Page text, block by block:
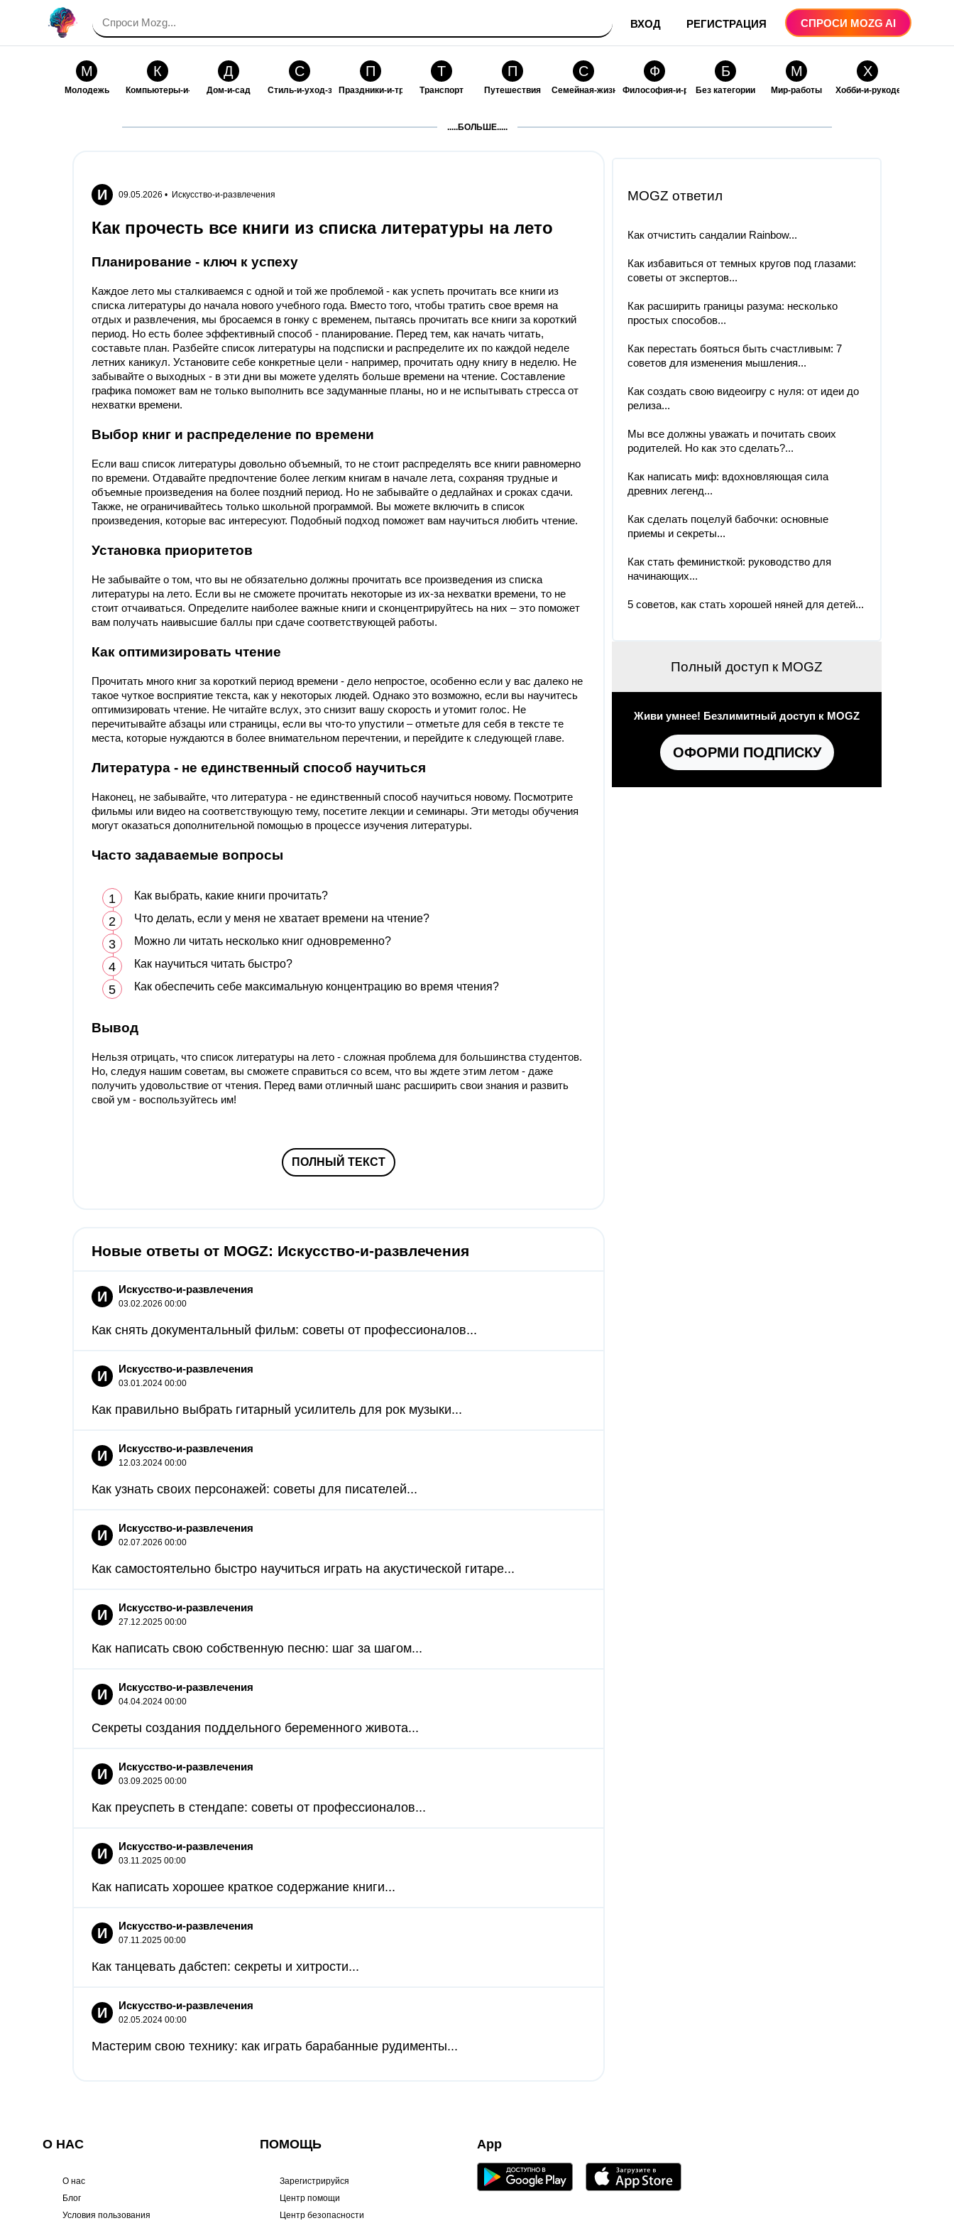
ВХОД РЕГИСТРАЦИЯ СПРОСИ MOZG AI
М
Молодежь
К
Компьютеры-и-электроника
Д
Дом-и-сад
С
Стиль-и-уход-за-собой
П
Праздники-и-традиции
Т
Транспорт
П
Путешествия
С
Семейная-жизнь
Ф
Философия-и-религия
Б
Без категории
М
Мир-работы
Х
Хобби-и-рукоделие
.....БОЛЬШЕ.....
И 09.05.2026 • Искусство-и-развлечения
Как прочесть все книги из списка литературы на лето
Планирование - ключ к успеху
Каждое лето мы сталкиваемся с одной и той же проблемой - как успеть прочитать все книги из
списка литературы до начала нового учебного года. Вместо того, чтобы тратить свое время на
отдых и развлечения, мы бросаемся в гонку с временем, пытаясь прочитать все книги за короткий
период. Но есть более эффективный способ - планирование. Перед тем, как начать читать,
составьте план. Разбейте список литературы на подсписки и распределите их по каждой неделе
летних каникул. Установите себе конкретные цели - например, прочитать одну книгу в неделю. Не
забывайте о выходных - в эти дни вы можете уделять больше времени на чтение. Составление
графика поможет вам не только выполнить все задуманные планы, но и не испытывать стресса от
нехватки времени.
Выбор книг и распределение по времени
Если ваш список литературы довольно объемный, то не стоит распределять все книги равномерно
по времени. Отдавайте предпочтение более легким книгам в начале лета, сохраняя трудные и
объемные произведения на более поздний период. Но не забывайте о дедлайнах и сроках сдачи.
Также, не ограничивайтесь только школьной программой. Вы можете включить в список
произведения, которые вас интересуют. Подобный подход поможет вам научиться любить чтение.
Установка приоритетов
Не забывайте о том, что вы не обязательно должны прочитать все произведения из списка
литературы на лето. Если вы не сможете прочитать некоторые из их-за нехватки времени, то не
стоит отчаиваться. Определите наиболее важные книги и сконцентрируйтесь на них – это поможет
вам получать наивысшие баллы при сдаче соответствующей работы.
Как оптимизировать чтение
Прочитать много книг за короткий период времени - дело непростое, особенно если у вас далеко не
такое чуткое восприятие текста, как у некоторых людей. Однако это возможно, если вы научитесь
оптимизировать чтение. Не читайте вслух, это снизит вашу скорость и утомит голос. Не
перечитывайте абзацы или страницы, если вы что-то упустили – отметьте для себя в тексте те
места, которые нуждаются в более внимательном перечтении, и перейдите к следующей главе.
Литература - не единственный способ научиться
Наконец, не забывайте, что литература - не единственный способ научиться новому. Посмотрите
фильмы или видео на соответствующую тему, посетите лекции и семинары. Эти методы обучения
могут оказаться дополнительной помощью в процессе изучения литературы.
Часто задаваемые вопросы
Как выбрать, какие книги прочитать?
Что делать, если у меня не хватает времени на чтение?
Можно ли читать несколько книг одновременно?
Как научиться читать быстро?
Как обеспечить себе максимальную концентрацию во время чтения?
Вывод
Нельзя отрицать, что список литературы на лето - сложная проблема для большинства студентов.
Но, следуя нашим советам, вы сможете справиться со всем, что вы ждете этим летом - даже
получить удовольствие от чтения. Перед вами отличный шанс расширить свои знания и развить
свой ум - воспользуйтесь им!
ПОЛНЫЙ ТЕКСТ
Новые ответы от MOGZ: Искусство-и-развлечения
И Искусство-и-развлечения
03.02.2026 00:00
Как снять документальный фильм: советы от профессионалов...
И Искусство-и-развлечения
03.01.2024 00:00
Как правильно выбрать гитарный усилитель для рок музыки...
И Искусство-и-развлечения
12.03.2024 00:00
Как узнать своих персонажей: советы для писателей...
И Искусство-и-развлечения
02.07.2026 00:00
Как самостоятельно быстро научиться играть на акустической гитаре...
И Искусство-и-развлечения
27.12.2025 00:00
Как написать свою собственную песню: шаг за шагом...
И Искусство-и-развлечения
04.04.2024 00:00
Секреты создания поддельного беременного живота...
И Искусство-и-развлечения
03.09.2025 00:00
Как преуспеть в стендапе: советы от профессионалов...
И Искусство-и-развлечения
03.11.2025 00:00
Как написать хорошее краткое содержание книги...
И Искусство-и-развлечения
07.11.2025 00:00
Как танцевать дабстеп: секреты и хитрости...
И Искусство-и-развлечения
02.05.2024 00:00
Мастерим свою технику: как играть барабанные рудименты...
MOGZ ответил
Как отчистить сандалии Rainbow...
Как избавиться от темных кругов под глазами:
советы от экспертов...
Как расширить границы разума: несколько
простых способов...
Как перестать бояться быть счастливым: 7
советов для изменения мышления...
Как создать свою видеоигру с нуля: от идеи до
релиза...
Мы все должны уважать и почитать своих
родителей. Но как это сделать?...
Как написать миф: вдохновляющая сила
древних легенд...
Как сделать поцелуй бабочки: основные
приемы и секреты...
Как стать феминисткой: руководство для
начинающих...
5 советов, как стать хорошей няней для детей...
Полный доступ к MOGZ
Живи умнее! Безлимитный доступ к MOGZ
ОФОРМИ ПОДПИСКУ
О НАС
О нас
Блог
Условия пользования
ПОМОЩЬ
Зарегистрируйся
Центр помощи
Центр безопасности
App